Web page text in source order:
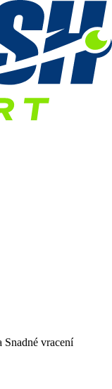
Snadné vracení